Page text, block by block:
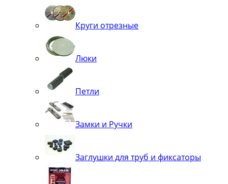
Круги отрезные
Люки
Петли
Замки и Ручки
Заглушки для труб и фиксаторы